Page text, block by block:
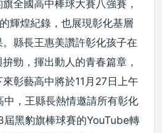
全國高中棒球大賽八強賽，
輝煌紀錄，也展現彰化基層
縣長王惠美讚許彰化孩子在
勁，揮出動人的青春篇章，
彰藝高中將於11月27日上午
中，王縣長熱情邀請所有彰化
屆黑豹旗棒球賽的YouTube轉